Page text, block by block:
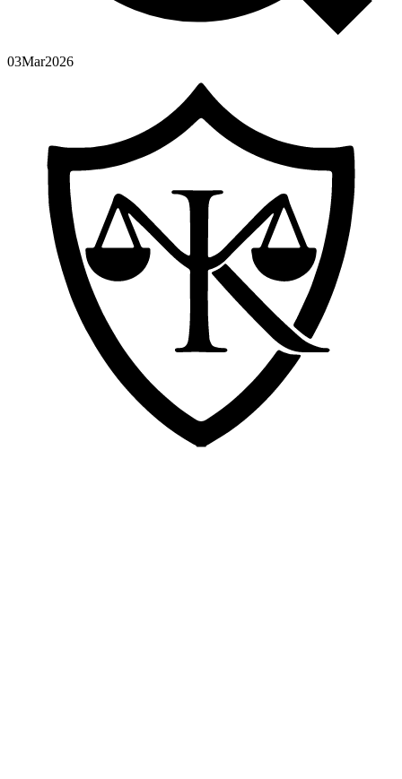
03Mar2026